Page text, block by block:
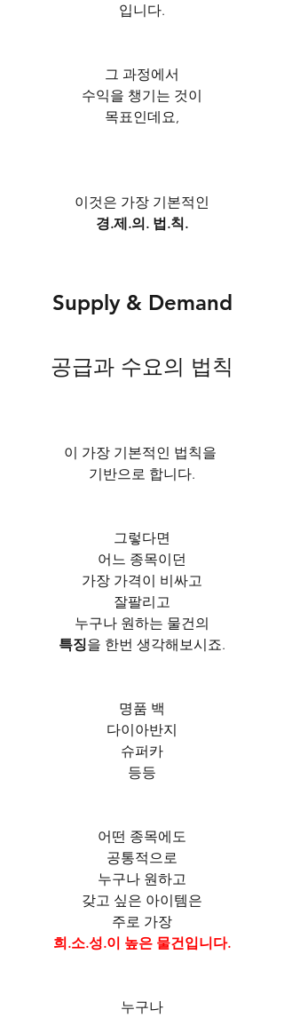
입니다.
그 과정에서
수익을 챙기는 것이
목표인데요,
이것은 가장 기본적인
경.제.의. 법.칙.
Supply & Demand
공급과 수요의 법칙
이 가장 기본적인 법칙을
기반으로 합니다.
그렇다면
어느 종목이던
가장 가격이 비싸고
잘팔리고
누구나 원하는 물건의
특징을 한번 생각해보시죠.
명품 백
다이아반지
슈퍼카
등등
어떤 종목에도
공통적으로
누구나 원하고
갖고 싶은 아이템은
주로 가장
희.소.성.이 높은 물건입니다.
누구나